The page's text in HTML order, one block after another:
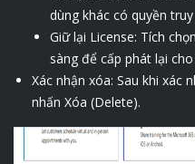
dùng khác có quyền
Giữ lại License: Tích
sàng để cấp phát lại
Xác nhận xóa: Sau khi xác
nhấn Xóa (Delete).